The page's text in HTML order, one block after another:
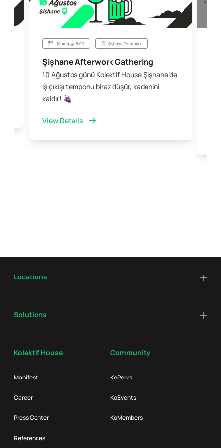
10 Aug @ 18:00 Şişhane Ortak Alan
Şişhane Afterwork Gathering
10 Ağustos günü Kolektif House Şişhane’de
iş çıkışı temponu biraz düşür, kadehini
kaldır! 🍇
View Details
Kolektif House
Manifest
Career
Press Center
References
Community
KoPerks
KoEvents
KoMembers
Locations
Solutions